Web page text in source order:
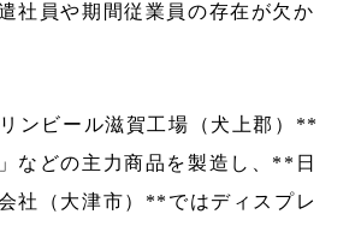
社員や期間従業員の存在が欠か
ンビール滋賀工場（犬上郡）**
などの主力商品を製造し、**日
社（大津市）**ではディスプレ